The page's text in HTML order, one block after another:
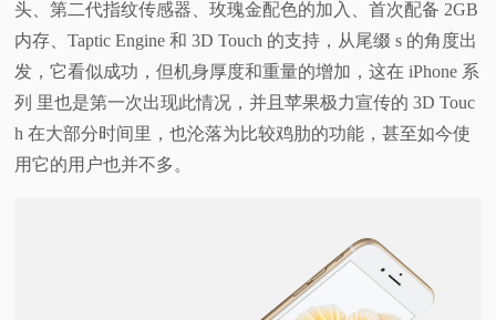
头、第二代指纹传感器、玫瑰金配色的加入、首次配备 2GB
内存、Taptic Engine 和 3D Touch 的支持，从尾缀 s 的角度出
发，它看似成功，但机身厚度和重量的增加，这在 iPhone 系
列 里也是第一次出现此情况，并且苹果极力宣传的 3D Touc
h 在大部分时间里，也沦落为比较鸡肋的功能，甚至如今使
用它的用户也并不多。